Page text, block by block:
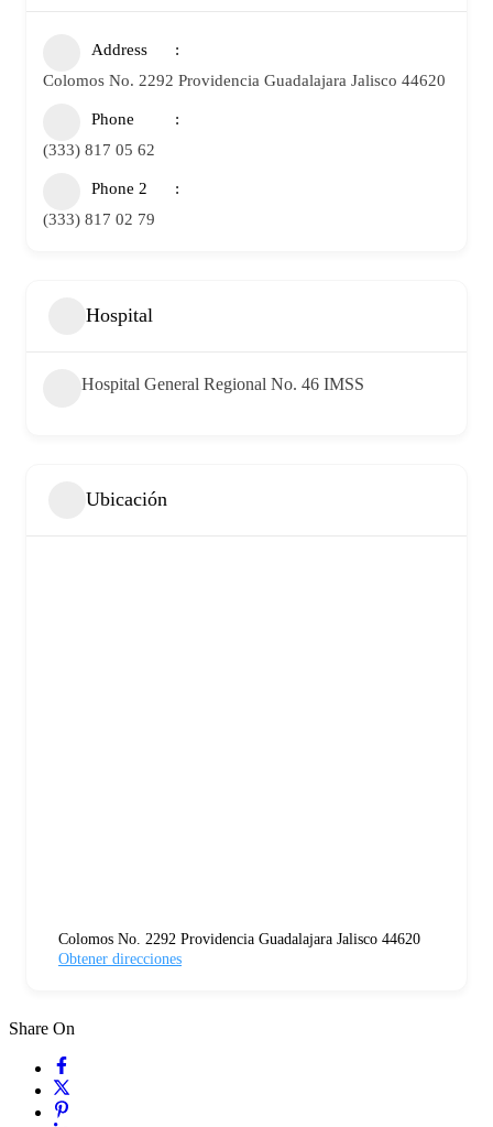
Address
Colomos No. 2292 Providencia Guadalajara Jalisco 44620
Phone
(333) 817 05 62
Phone 2
(333) 817 02 79
Hospital
Hospital General Regional No. 46 IMSS
Ubicación
Colomos No. 2292 Providencia Guadalajara Jalisco 44620
Obtener direcciones
Share On